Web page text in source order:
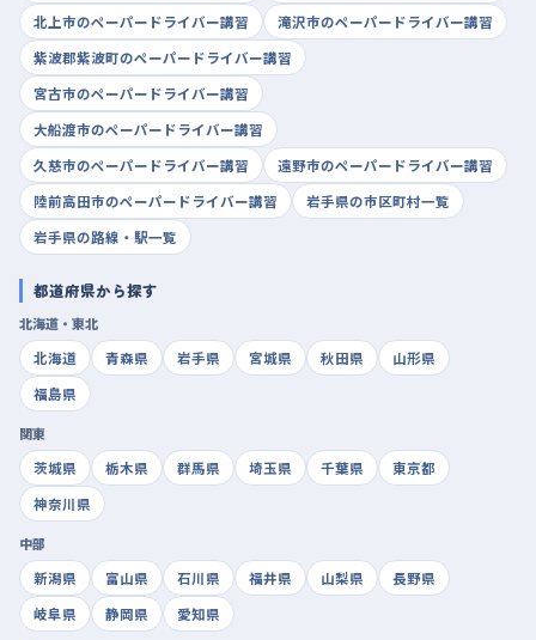
北上市のペーパードライバー講習
滝沢市のペーパードライバー講習
紫波郡紫波町のペーパードライバー講習
宮古市のペーパードライバー講習
大船渡市のペーパードライバー講習
久慈市のペーパードライバー講習
遠野市のペーパードライバー講習
陸前高田市のペーパードライバー講習
岩手県の市区町村一覧
岩手県の路線・駅一覧
都道府県から探す
北海道・東北
北海道
青森県 岩手県 宮城県 秋田県
山形県
福島県
関東
茨城県
栃木県 群馬県 埼玉県 千葉県
東京都
神奈川県
中部
新潟県
富山県 石川県 福井県 山梨県
長野県
岐阜県
静岡県 愛知県